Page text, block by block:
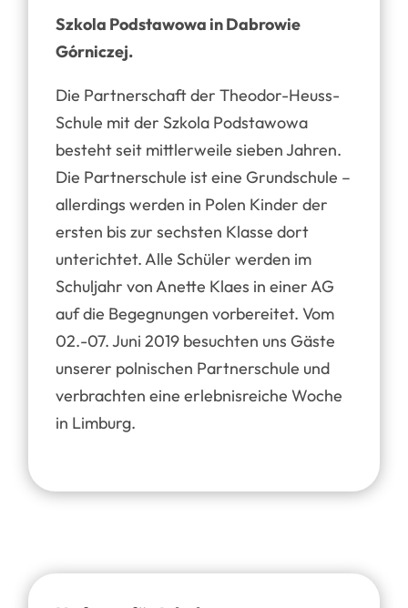
Szkola Podstawowa in Dabrowie
Górniczej.
Die Partnerschaft der Theodor-Heuss-
Schule mit der Szkola Podstawowa
besteht seit mittlerweile sieben Jahren.
Die Partnerschule ist eine Grundschule –
allerdings werden in Polen Kinder der
ersten bis zur sechsten Klasse dort
unterichtet. Alle Schüler werden im
Schuljahr von Anette Klaes in einer AG
auf die Begegnungen vorbereitet. Vom
02.-07. Juni 2019 besuchten uns Gäste
unserer polnischen Partnerschule und
verbrachten eine erlebnisreiche Woche
in Limburg.